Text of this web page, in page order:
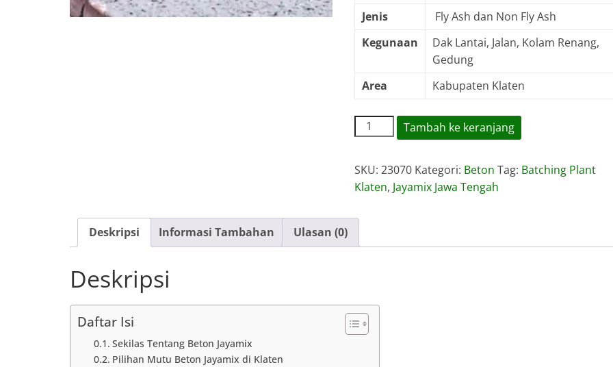
Jenis
Fly Ash dan Non Fly Ash
Kegunaan
Dak Lantai, Jalan, Kolam Renang,
Gedung
Area
Kabupaten Klaten
Kuantitas
Harga
Klaten
Tambah ke keranjang
SKU: 23070 Kategori: Beton Tag: Batching Plant
Klaten, Jayamix Jawa Tengah
Deskripsi Informasi Tambahan Ulasan (0)
Deskripsi
Daftar Isi
Sekilas Tentang Beton Jayamix
Pilihan Mutu Beton Jayamix di Klaten